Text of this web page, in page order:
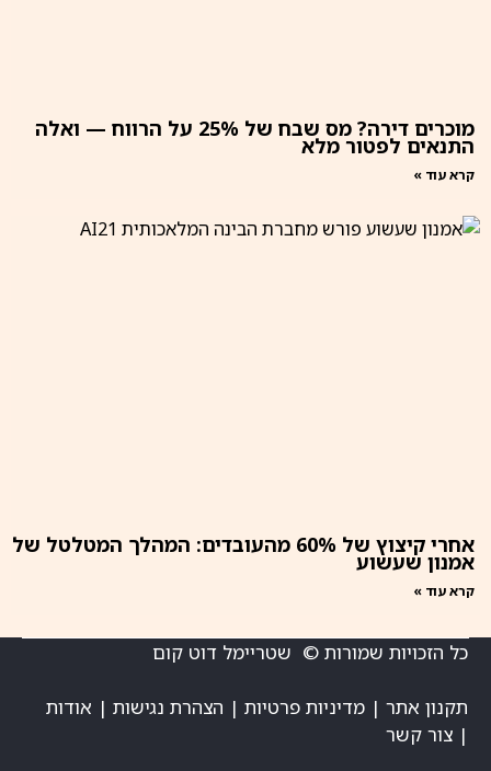
מוכרים דירה? מס שבח של 25% על הרווח — ואלה
התנאים לפטור מלא
קרא עוד »
אחרי קיצוץ של 60% מהעובדים: המהלך המטלטל של
אמנון שעשוע
קרא עוד »
כל הזכויות שמורות © שטריימל דוט קום
תקנון אתר |מדיניות פרטיות | הצהרת נגישות | אודות
|צור קשר